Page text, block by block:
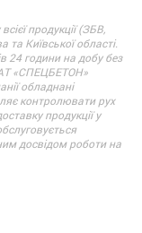
продукції (ЗБВ,
та Київської області.
24 години на добу без
«СПЕЦБЕТОН»
обладнані
контролювати рух
продукції у
досвідом роботи на